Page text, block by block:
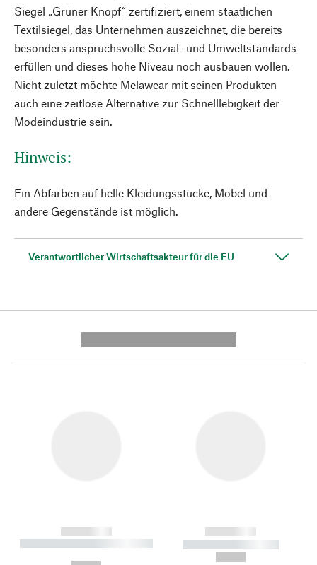
Siegel „Grüner Knopf“ zertifiziert, einem staatlichen
Textilsiegel, das Unternehmen auszeichnet, die bereits
besonders anspruchsvolle Sozial- und Umweltstandards
erfüllen und dieses hohe Niveau noch ausbauen wollen.
Nicht zuletzt möchte Melawear mit seinen Produkten
auch eine zeitlose Alternative zur Schnelllebigkeit der
Modeindustrie sein.
Hinweis:
Ein Abfärben auf helle Kleidungsstücke, Möbel und
andere Gegenstände ist möglich.
Verantwortlicher Wirtschaftsakteur für die EU
------------
----------- ----------- --------
------------
----------- -----------